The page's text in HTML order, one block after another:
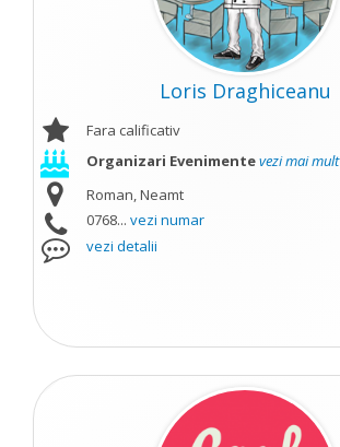
Loris Draghiceanu
Fara calificativ
Organizari Evenimentevezi mai mult
Roman, Neamt
0768... vezi numar
vezi detalii